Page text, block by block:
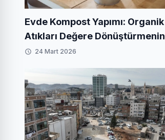
Evde Kompost Yapımı: Organik
Atıkları Değere Dönüştürmenin
En Kolay Yolu
24 Mart 2026